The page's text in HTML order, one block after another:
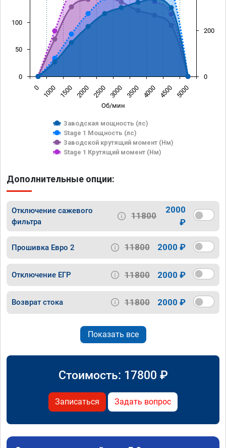
Об/мин
Заводская мощность (лс)
Stage 1 Мощность (лс)
Заводской крутящий момент (Нм)
Stage 1 Крутящий момент (Нм)
0 1000 1500 2000 2500 3000 3500 4000 4500 5000
0
50
100
0
200
Дополнительные опции:
Отключение сажевого
фильтра
11800
2000
₽
Прошивка Евро 2 11800 2000 ₽
Отключение ЕГР 11800 2000 ₽
Возврат стока 11800 2000 ₽
Показать все
Стоимость: 17800 ₽
Записаться Задать вопрос